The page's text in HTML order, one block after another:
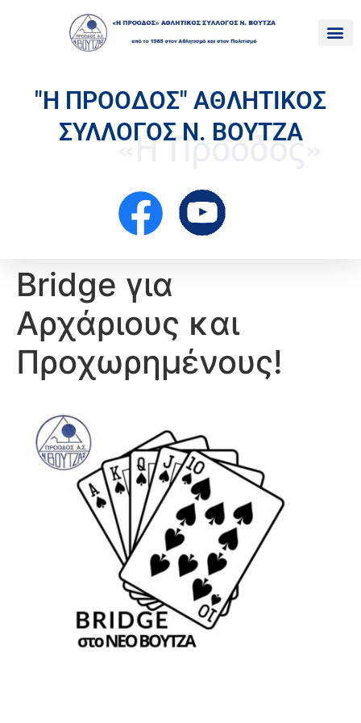
"Η ΠΡΟΟΔΟΣ" ΑΘΛΗΤΙΚΟΣ
ΣΥΛΛΟΓΟΣ Ν. ΒΟΥΤΖΑ
Bridge για
Αρχάριους και
Προχωρημένους!